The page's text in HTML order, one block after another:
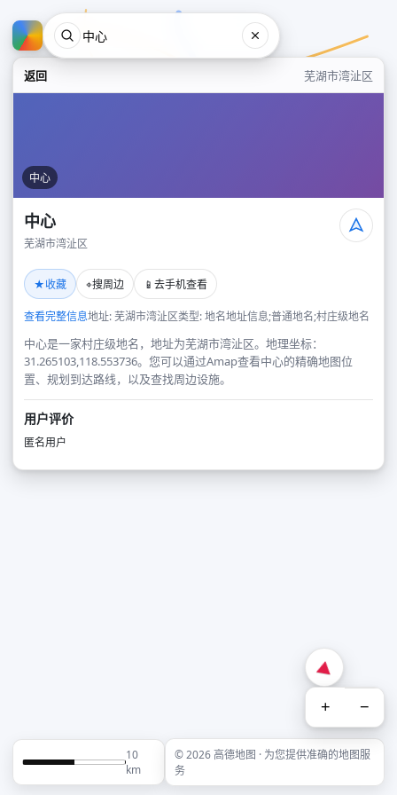
返回 芜湖市湾沚区
中心
中心
芜湖市湾沚区
★收藏 ⌖搜周边 📱 去手机查看
查看完整信息地址: 芜湖市湾沚区类型: 地名地址信息;普通地名;村庄级地名
中心是一家村庄级地名，地址为芜湖市湾沚区。地理坐标：
31.265103,118.553736。您可以通过Amap查看中心的精确地图位
置、规划到达路线，以及查找周边设施。
用户评价
匿名用户
+ −
10
km
© 2026 高德地图 · 为您提供准确的地图服
务